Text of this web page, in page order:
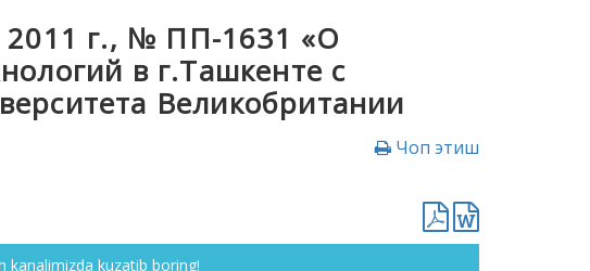
2011 г., № ПП-1631 «О
в г.Ташкенте с
Великобритании
Чоп этиш
kanalimizda kuzatib boring!